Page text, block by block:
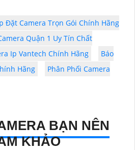
Đặt Camera Trọn Gói Chính Hãng
Quận 1 Uy Tín Chất
Ip Vantech Chính Hãng
Báo
Hãng
Phân Phối Camera
BẠN NÊN
KHẢO